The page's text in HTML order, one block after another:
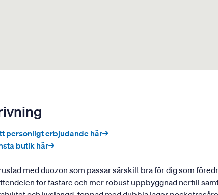
personligt erbjudande här→
butik här→
med duozon som passar särskilt bra för dig som
för fastare och mer robust uppbyggnad nertill